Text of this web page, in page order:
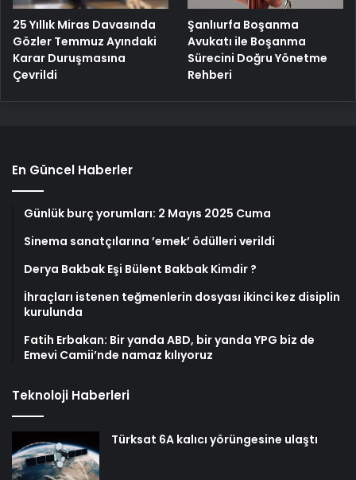
25 Yıllık Miras Davasında
Gözler Temmuz Ayındaki
Karar Duruşmasına
Çevrildi
Şanlıurfa Boşanma
Avukatı ile Boşanma
Sürecini Doğru Yönetme
Rehberi
En Güncel Haberler
Günlük burç yorumları: 2 Mayıs 2025 Cuma
Sinema sanatçılarına ’emek’ ödülleri verildi
Derya Bakbak Eşi Bülent Bakbak Kimdir ?
İhraçları istenen teğmenlerin dosyası ikinci kez disiplin
kurulunda
Fatih Erbakan: Bir yanda ABD, bir yanda YPG biz de
Emevi Camii’nde namaz kılıyoruz
Teknoloji Haberleri
Türksat 6A kalıcı yörüngesine ulaştı